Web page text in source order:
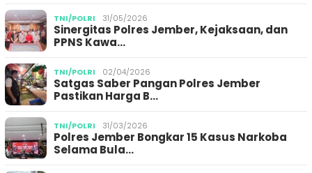
TNI/POLRI 31/05/2026
Sinergitas Polres Jember, Kejaksaan, dan
PPNS Kawa…
TNI/POLRI 02/04/2026
Satgas Saber Pangan Polres Jember
Pastikan Harga B…
TNI/POLRI 31/03/2026
Polres Jember Bongkar 15 Kasus Narkoba
Selama Bula…